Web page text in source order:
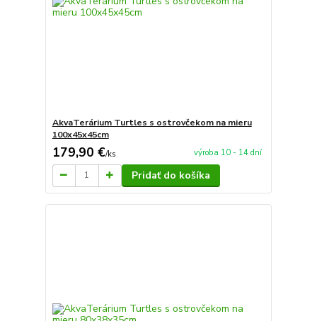
AkvaTerárium Turtles s ostrovčekom na mieru
100x45x45cm
179,90 €/ks výroba 10 - 14 dní
Pridať do košíka